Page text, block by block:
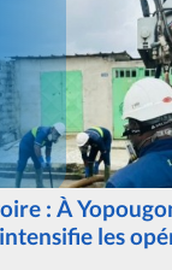
: À
intensifie les